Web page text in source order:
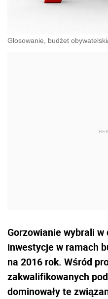
Głosowanie, budżet
Gorzowianie wybrali w
inwestycje w ramach
na 2016 rok. Wśród
zakwalifikowanych
dominowały te